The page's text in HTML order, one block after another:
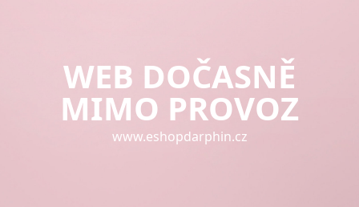
WEB DOČASNĚ
MIMO PROVOZ
www.eshopdarphin.cz